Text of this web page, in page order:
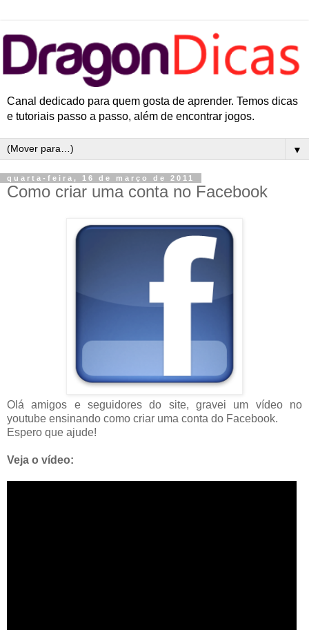
Canal dedicado para quem gosta de aprender. Temos dicas
e tutoriais passo a passo, além de encontrar jogos.
▼
quarta-feira, 16 de março de 2011
Como criar uma conta no Facebook
Olá amigos e seguidores do site, gravei um vídeo no
youtube ensinando como criar uma conta do Facebook.
Espero que ajude!
Veja o vídeo: